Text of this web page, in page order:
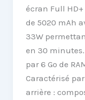
écran Full
de 5020 mAh
33W
en 30
par 6 Go de
Caractérisé
arrière :